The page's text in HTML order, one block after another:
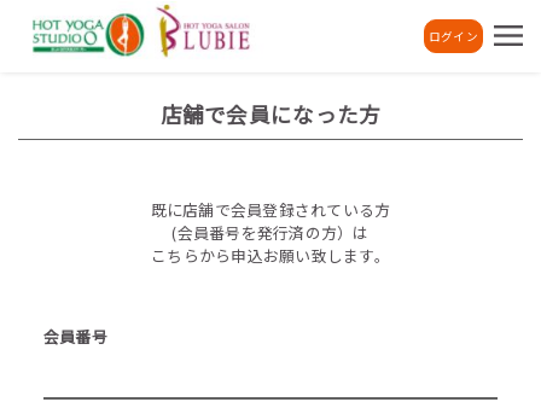
ログイン
店舗で会員になった方
既に店舗で会員登録されている方
(会員番号を発行済の方）は
こちらから申込お願い致します。
会員番号